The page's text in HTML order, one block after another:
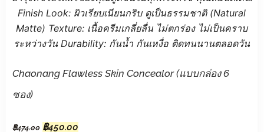
Chaonang Flawless Skin Concealor (แบบกล่อง 6
ซอง)
฿474.00 ฿450.00